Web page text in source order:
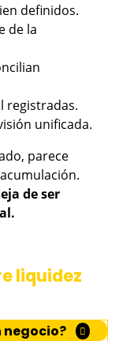
definidos.
de la
registradas.
unificada.
parece
de ser
liquidez
negocio?